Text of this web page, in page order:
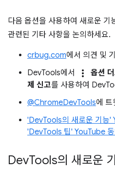
다음 옵션을 사용하여 새로운
관련된 기타 사항을 논의하세요.
crbug.com에서 의견 및
DevTools에서
more_vert 옵션 더
제 신고를 사용하여
@ChromeDevTools에 트
'DevTools의 새로운 기능'
'DevTools 팁' YouTube
DevTools의 새로운